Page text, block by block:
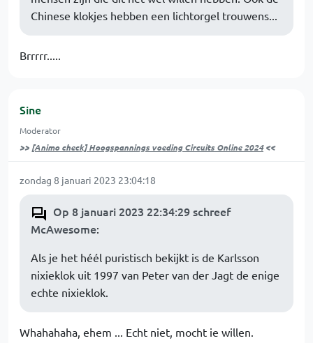
Chinese klokjes hebben een lichtorgel trouwens...
Brrrrr.....
Sine
Moderator
>> [Animo check] Hoogspannings voeding Circuits Online 2024<<
zondag 8 januari 2023 23:04:18
Op 8 januari 2023 22:34:29 schreef
McAwesome:
Als je het héél puristisch bekijkt is de Karlsson
nixieklok uit 1997 van Peter van der Jagt de enige
echte nixieklok.
Whahahaha, ehem ... Echt niet, mocht ie willen.